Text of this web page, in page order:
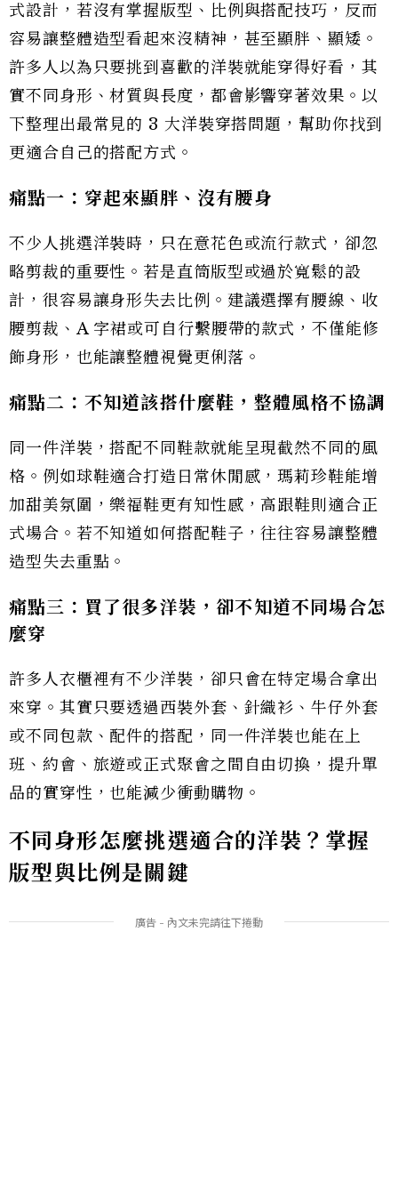
式設計，若沒有掌握版型、比例與搭配技巧，反而
容易讓整體造型看起來沒精神，甚至顯胖、顯矮。
許多人以為只要挑到喜歡的洋裝就能穿得好看，其
實不同身形、材質與長度，都會影響穿著效果。以
下整理出最常見的 3 大洋裝穿搭問題，幫助你找到
更適合自己的搭配方式。
痛點一：穿起來顯胖、沒有腰身
不少人挑選洋裝時，只在意花色或流行款式，卻忽
略剪裁的重要性。若是直筒版型或過於寬鬆的設
計，很容易讓身形失去比例。建議選擇有腰線、收
腰剪裁、A 字裙或可自行繫腰帶的款式，不僅能修
飾身形，也能讓整體視覺更俐落。
痛點二：不知道該搭什麼鞋，整體風格不協調
同一件洋裝，搭配不同鞋款就能呈現截然不同的風
格。例如球鞋適合打造日常休閒感，瑪莉珍鞋能增
加甜美氛圍，樂福鞋更有知性感，高跟鞋則適合正
式場合。若不知道如何搭配鞋子，往往容易讓整體
造型失去重點。
痛點三：買了很多洋裝，卻不知道不同場合怎
麼穿
許多人衣櫃裡有不少洋裝，卻只會在特定場合拿出
來穿。其實只要透過西裝外套、針織衫、牛仔外套
或不同包款、配件的搭配，同一件洋裝也能在上
班、約會、旅遊或正式聚會之間自由切換，提升單
品的實穿性，也能減少衝動購物。
不同身形怎麼挑選適合的洋裝？掌握
版型與比例是關鍵